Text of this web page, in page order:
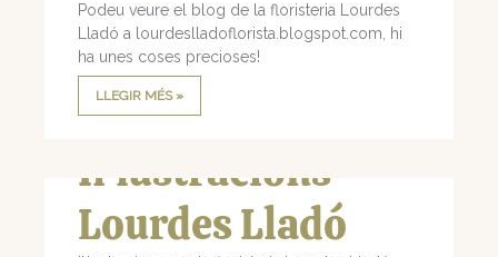
Podeu veure el blog de la floristeria Lourdes
Lladó a lourdeslladoflorista.blogspot.com, hi
ha unes coses precioses!
LLEGIR MÉS »
Il·lustracions
Lourdes Lladó